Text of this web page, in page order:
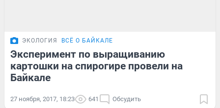
ЭКОЛОГИЯ ВСЁ О БАЙКАЛЕ
Эксперимент по выращиванию
картошки на спирогире провели на
Байкале
27 ноября, 2017, 18:23 641 Обсудить